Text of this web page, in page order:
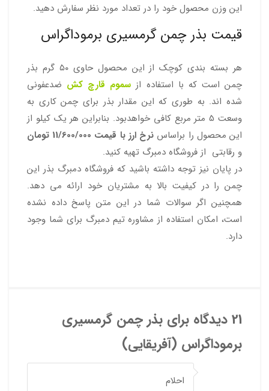
این وزن محصول خود را در تعداد مورد نظر سفارش دهید.
قیمت بذر چمن گرمسیری برموداگراس
هر بسته بندی کوچک از این محصول حاوی ۵۰ گرم بذر
چمن است که با استفاده از سموم قارچ کش ضدعفونی
شده اند. به طوری که این مقدار بذر برای چمن کاری به
وسعت 5 متر مربع کافی خواهدبود. بنابراین هر یک کیلو از
این محصول را براساس نرخ ارز با قیمت 11/600/000 تومان
و رقابتی از فروشگاه دمبرگ تهیه کنید.
در پایان نیز توجه داشته باشید که فروشگاه دمبرگ بذر این
چمن را در کیفیت بالا به مشتریان خود ارائه می دهد.
همچنین اگر سوالات شما در این متن پاسخ داده نشده
است، امکان استفاده از مشاوره تیم دمبرگ برای شما وجود
دارد.
21 دیدگاه برای
بذر چمن گرمسیری
برموداگراس (آفریقایی)
احلام